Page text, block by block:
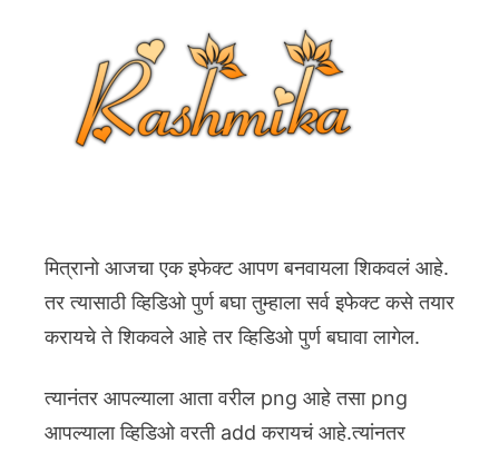
मित्रानो आजचा एक इफेक्ट आपण बनवायला शिकवलं आहे.
तर त्यासाठी व्हिडिओ पुर्ण बघा तुम्हाला सर्व इफेक्ट कसे तयार
करायचे ते शिकवले आहे तर व्हिडिओ पुर्ण बघावा लागेल.
त्यानंतर आपल्याला आता वरील png आहे तसा png
आपल्याला व्हिडिओ वरती add करायचं आहे.त्यांनतर